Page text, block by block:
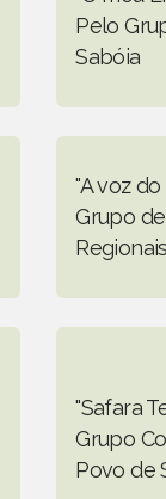
Pelo
Sabóia
"A voz
Grupo
"Safara
Grupo
Povo de